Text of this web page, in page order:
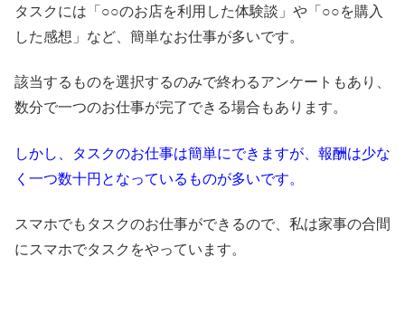
タスクには「○○のお店を利用した体験談」や「○○を購入
した感想」など、簡単なお仕事が多いです。
該当するものを選択するのみで終わるアンケートもあり、
数分で一つのお仕事が完了できる場合もあります。
しかし、タスクのお仕事は簡単にできますが、報酬は少な
く一つ数十円となっているものが多いです。
スマホでもタスクのお仕事ができるので、私は家事の合間
にスマホでタスクをやっています。